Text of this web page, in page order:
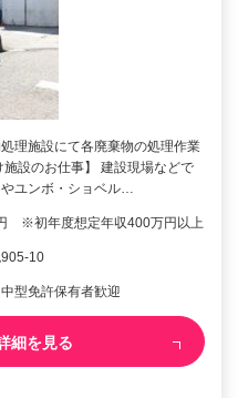
理施設にて各廃棄物の処理作業
設のお仕事】 建設現場などで
ユンボ・ショベル…
※初年度想定年収400万円以上
10
型免許保有者歓迎
細を見る